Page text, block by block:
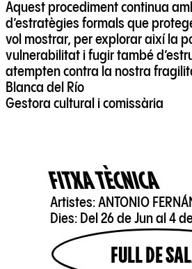
Aquest procediment continua
d’estratègies formals que
vol mostrar, per explorar així la
vulnerabilitat i fugir també
Blanca del Río
Gestora cultural i comissària
FITXA TÈCNICA
Artistes:ANTONIO
Dies: Del 26 de Jun al 4
FULL DE